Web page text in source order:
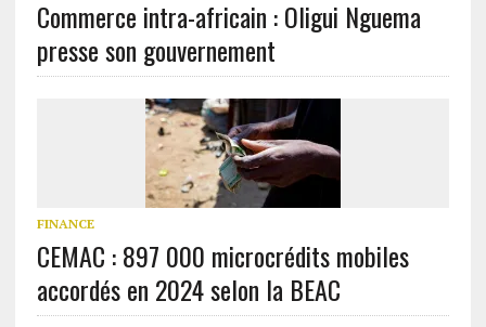
Commerce intra-africain : Oligui Nguema
presse son gouvernement
FINANCE
CEMAC : 897 000 microcrédits mobiles
accordés en 2024 selon la BEAC